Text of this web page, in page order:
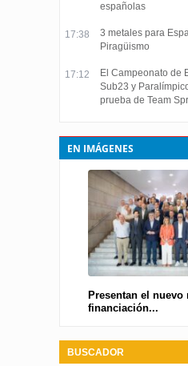
españolas
17:38
3 metales para
Piragüismo
17:12
El Campeonato de
Sub23 y
prueba de Team
EN IMÁGENES
Presentan el nuevo
financiación...
BUSCADOR